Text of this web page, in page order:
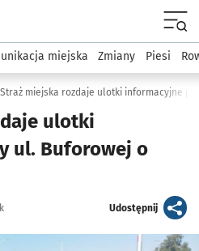
podserwis: Komunikacja
miejska Zmiany Piesi
Straż miejska rozdaje ulotki informacyjne
ulotki
ul. Buforowej o
Udostępnijartykuł